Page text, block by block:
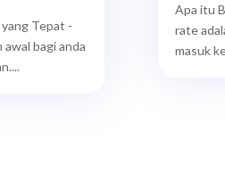
Tepat -
awal bagi anda
Apa itu
rate
masuk